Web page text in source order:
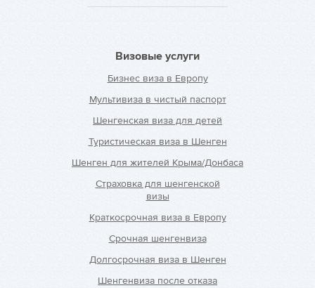
Визовые услуги
Бизнес виза в Европу
Мультивиза в чистый паспорт
Шенгенская виза для детей
Туристическая виза в Шенген
Шенген для жителей Крыма/Донбаса
Страховка для шенгенской
визы
Краткосрочная виза в Европу
Срочная шенгенвиза
Долгосрочная виза в Шенген
Шенгенвиза после отказа